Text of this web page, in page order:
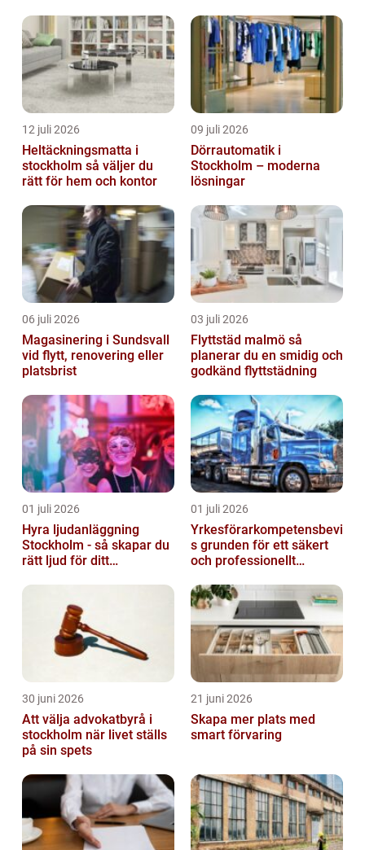
12 juli 2026
Heltäckningsmatta i
stockholm så väljer du
rätt för hem och kontor
09 juli 2026
Dörrautomatik i
Stockholm – moderna
lösningar
06 juli 2026
Magasinering i Sundsvall
vid flytt, renovering eller
platsbrist
03 juli 2026
Flyttstäd malmö så
planerar du en smidig och
godkänd flyttstädning
01 juli 2026
Hyra ljudanläggning
Stockholm - så skapar du
rätt ljud för ditt
01 juli 2026
Yrkesförarkompetensbevi
s grunden för ett säkert
och professionellt
30 juni 2026
Att välja advokatbyrå i
stockholm när livet ställs
på sin spets
21 juni 2026
Skapa mer plats med
smart förvaring